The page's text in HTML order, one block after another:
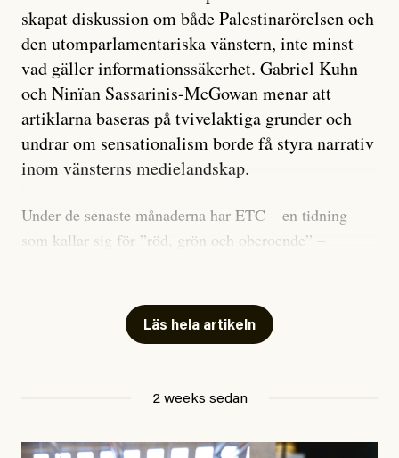
skapat diskussion om både Palestinarörelsen och
den utomparlamentariska vänstern, inte minst
vad gäller informationssäkerhet. Gabriel Kuhn
och Ninïan Sassarinis-McGowan menar att
artiklarna baseras på tvivelaktiga grunder och
undrar om sensationalism borde få styra narrativ
inom vänsterns medielandskap.
Under de senaste månaderna har ETC – en tidning
som kallar sig för ”röd, grön och oberoende” –
skriver för? Vad betyder det att vara en ”röd, grön och
oberoende” tidning? Och vad är egentligen bra
Läs hela artikeln
2 weeks sedan